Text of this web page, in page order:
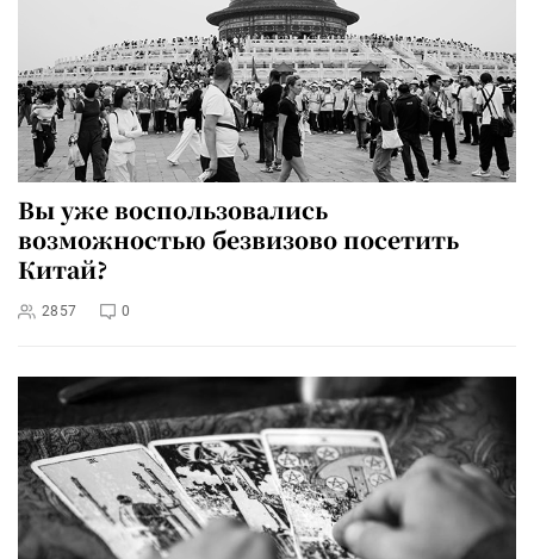
Вы уже воспользовались
возможностью безвизово посетить
Китай?
2857 0